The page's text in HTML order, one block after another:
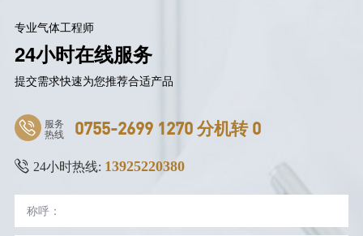
专业气体工程师
24小时在线服务
提交需求快速为您推荐合适产品
服务
热线 0755-2699 1270 分机转 0
24小时热线: 13925220380